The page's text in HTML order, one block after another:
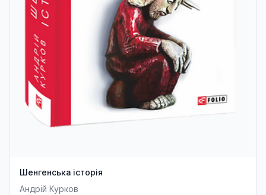
Шенгенська історія
Андрій Курков